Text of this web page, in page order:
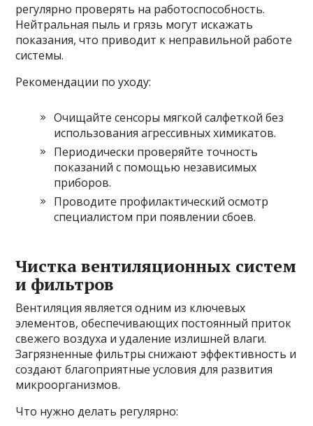
регулярно проверять на работоспособность.
Нейтральная пыль и грязь могут искажать
показания, что приводит к неправильной работе
системы.
Рекомендации по уходу:
Очищайте сенсоры мягкой салфеткой без
использования агрессивных химикатов.
Периодически проверяйте точность
показаний с помощью независимых
приборов.
Проводите профилактический осмотр
специалистом при появлении сбоев.
Чистка вентиляционных систем
и фильтров
Вентиляция является одним из ключевых
элементов, обеспечивающих постоянный приток
свежего воздуха и удаление излишней влаги.
Загрязненные фильтры снижают эффективность и
создают благоприятные условия для развития
микроорганизмов.
Что нужно делать регулярно: